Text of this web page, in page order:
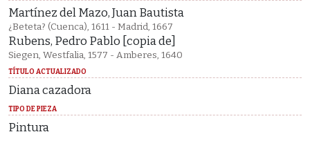
Martínez del Mazo, Juan Bautista
¿Beteta? (Cuenca), 1611 - Madrid, 1667
Rubens, Pedro Pablo [copia de]
Siegen, Westfalia, 1577 - Amberes, 1640
TÍTULO ACTUALIZADO
Diana cazadora
TIPO DE PIEZA
Pintura